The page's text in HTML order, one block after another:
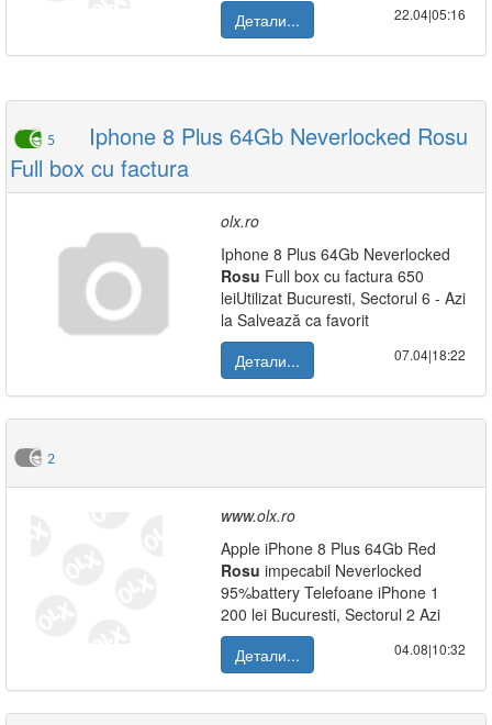
Детали...
22.04|05:16
5
Iphone 8 Plus 64Gb Neverlocked Rosu
Full box cu factura
olx.ro
Iphone 8 Plus 64Gb Neverlocked
Rosu Full box cu factura 650
leiUtilizat Bucuresti, Sectorul 6 - Azi
la Salvează ca favorit
Детали...
07.04|18:22
2
www.olx.ro
Apple iPhone 8 Plus 64Gb Red
Rosu impecabil Neverlocked
95%battery Telefoane iPhone 1
200 lei Bucuresti, Sectorul 2 Azi
Детали...
04.08|10:32